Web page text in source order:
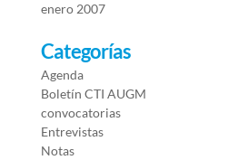
enero 2007
Categorías
Agenda
Boletín CTI AUGM
convocatorias
Entrevistas
Notas